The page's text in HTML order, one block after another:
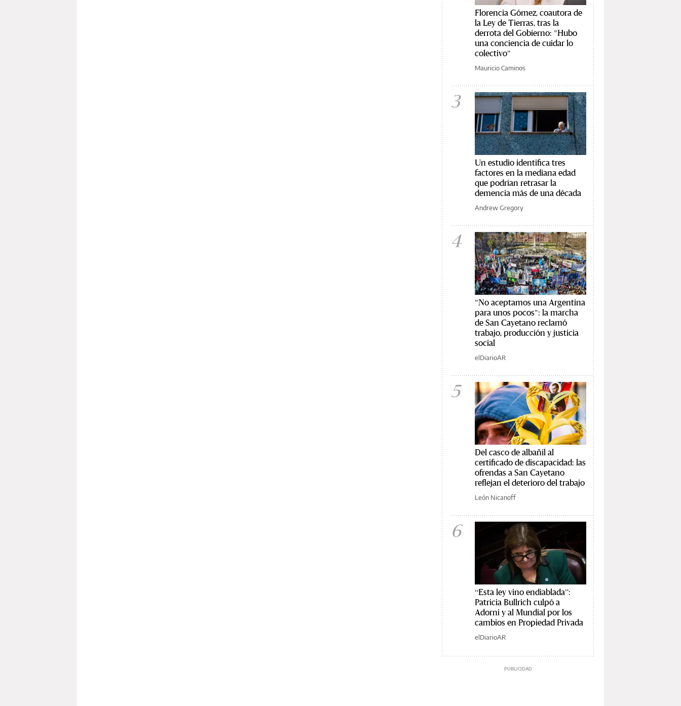
Florencia Gómez, coautora de
la Ley de Tierras, tras la
derrota del Gobierno: "Hubo
una conciencia de cuidar lo
colectivo"
Mauricio Caminos
3
Un estudio identifica tres
factores en la mediana edad
que podrían retrasar la
demencia más de una década
Andrew Gregory
4
"No aceptamos una Argentina
para unos pocos": la marcha
de San Cayetano reclamó
trabajo, producción y justicia
social
elDiarioAR
5
Del casco de albañil al
certificado de discapacidad: las
ofrendas a San Cayetano
reflejan el deterioro del trabajo
León Nicanoff
6
“Esta ley vino endiablada”:
Patricia Bullrich culpó a
Adorni y al Mundial por los
cambios en Propiedad Privada
elDiarioAR